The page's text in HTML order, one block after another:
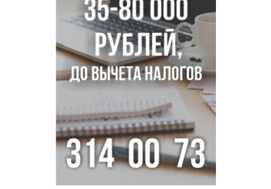
Подрядчика для ремонта подпорной стены на
Ипподромской ищут в Новосибирске